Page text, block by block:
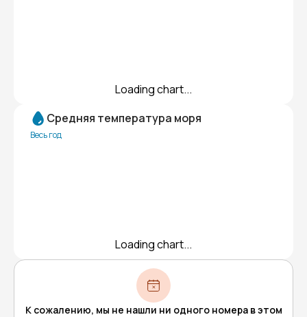
Loading chart...
Средняя температура моря
Весь год
Loading chart...
К сожалению, мы не нашли ни одного номера в этом